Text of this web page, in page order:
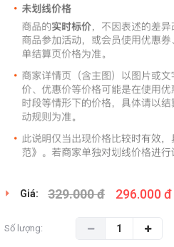
Giá: 329.000 đ 296.000 đ
Số lượng: